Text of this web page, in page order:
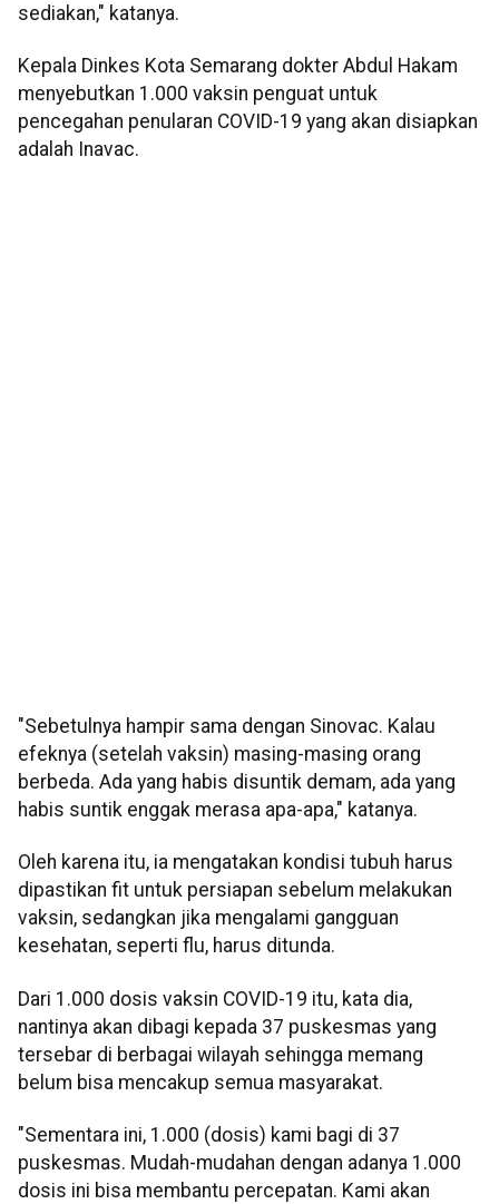
sediakan," katanya.
Kepala Dinkes Kota Semarang dokter Abdul Hakam
menyebutkan 1.000 vaksin penguat untuk
pencegahan penularan COVID-19 yang akan disiapkan
adalah Inavac.
"Sebetulnya hampir sama dengan Sinovac. Kalau
efeknya (setelah vaksin) masing-masing orang
berbeda. Ada yang habis disuntik demam, ada yang
habis suntik enggak merasa apa-apa," katanya.
Oleh karena itu, ia mengatakan kondisi tubuh harus
dipastikan fit untuk persiapan sebelum melakukan
vaksin, sedangkan jika mengalami gangguan
kesehatan, seperti flu, harus ditunda.
Dari 1.000 dosis vaksin COVID-19 itu, kata dia,
nantinya akan dibagi kepada 37 puskesmas yang
tersebar di berbagai wilayah sehingga memang
belum bisa mencakup semua masyarakat.
"Sementara ini, 1.000 (dosis) kami bagi di 37
puskesmas. Mudah-mudahan dengan adanya 1.000
dosis ini bisa membantu percepatan. Kami akan